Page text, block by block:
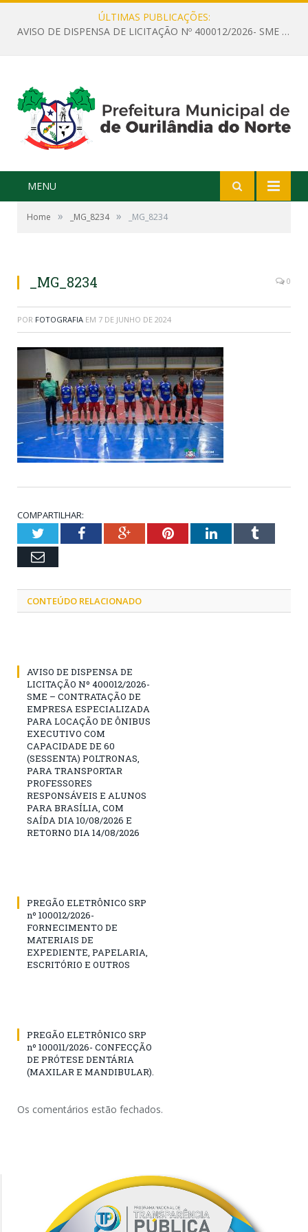
ÚLTIMAS PUBLICAÇÕES:
AVISO DE DISPENSA DE LICITAÇÃO Nº 400012/2026- SME – CONTRATAÇÃO DE EMPRESA ESPECIALIZADA PARA LOCAÇÃO DE ÔNIBUS EXECUTIVO COM CAPACIDADE DE 60 (SESSENTA) POLTRONAS, PARA TRANSPORTAR PROFESSORES RESPONSÁVEIS E ALUNOS PARA BRASÍLIA, COM SAÍDA DIA 10/08/2026 E RETORNO DIA 14/08/2026
MENU
Home » _MG_8234 » _MG_8234
_MG_8234 0
POR FOTOGRAFIA EM 7 DE JUNHO DE 2024
COMPARTILHAR:
TwitterFacebookGoogle+PinterestLinkedInTumblr
Email
CONTEÚDO RELACIONADO
AVISO DE DISPENSA DE
LICITAÇÃO Nº 400012/2026-
SME – CONTRATAÇÃO DE
EMPRESA ESPECIALIZADA
PARA LOCAÇÃO DE ÔNIBUS
EXECUTIVO COM
CAPACIDADE DE 60
(SESSENTA) POLTRONAS,
PARA TRANSPORTAR
PROFESSORES
RESPONSÁVEIS E ALUNOS
PARA BRASÍLIA, COM
SAÍDA DIA 10/08/2026 E
RETORNO DIA 14/08/2026
PREGÃO ELETRÔNICO SRP
nº 100012/2026-
FORNECIMENTO DE
MATERIAIS DE
EXPEDIENTE, PAPELARIA,
ESCRITÓRIO E OUTROS
PREGÃO ELETRÔNICO SRP
nº 100011/2026- CONFECÇÃO
DE PRÓTESE DENTÁRIA
(MAXILAR E MANDIBULAR).
Os comentários estão fechados.